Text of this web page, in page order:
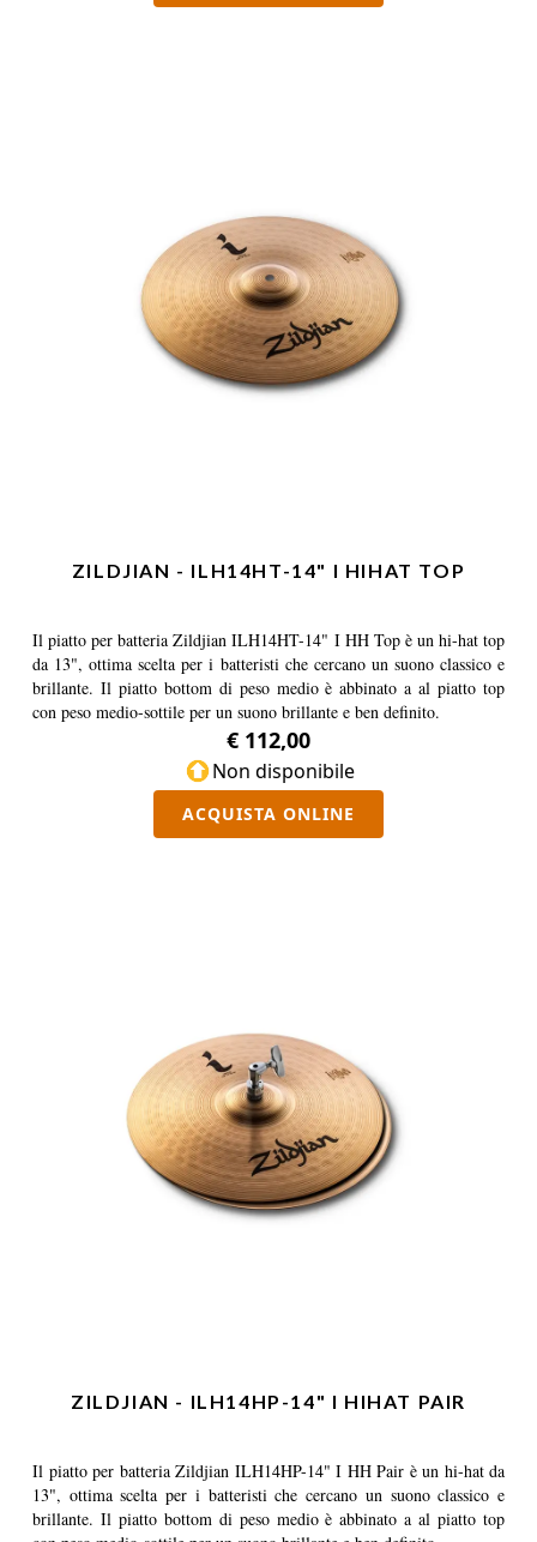
ZILDJIAN - ILH14HT-14" I HIHAT TOP
Il piatto per batteria Zildjian ILH14HT-14" I HH Top è un hi-hat top
da 13", ottima scelta per i batteristi che cercano un suono classico e
brillante. Il piatto bottom di peso medio è abbinato a al piatto top
con peso medio-sottile per un suono brillante e ben definito.
€ 112,00
Non disponibile
ACQUISTA ONLINE
ZILDJIAN - ILH14HP-14" I HIHAT PAIR
Il piatto per batteria Zildjian ILH14HP-14" I HH Pair è un hi-hat da
13", ottima scelta per i batteristi che cercano un suono classico e
brillante. Il piatto bottom di peso medio è abbinato a al piatto top